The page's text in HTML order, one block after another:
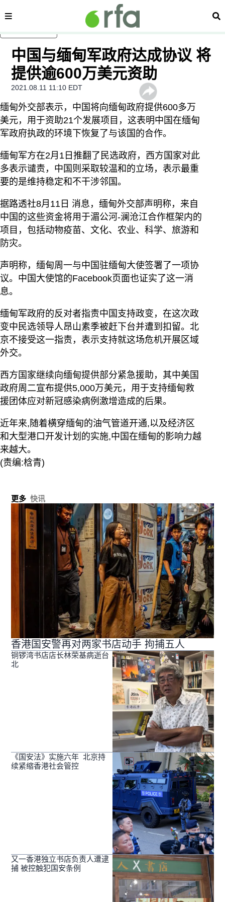
内容分类 搜
中国与缅甸军政府达成协议 将
提供逾600万美元资助
2021.08.11 11:10 EDT
缅甸外交部表示，中国将向缅甸政府提供600多万
美元，用于资助21个发展项目，这表明中国在缅甸
军政府执政的环境下恢复了与该国的合作。
缅甸军方在2月1日推翻了民选政府，西方国家对此
多表示谴责，中国则采取较温和的立场，表示最重
要的是维持稳定和不干涉邻国。
据路透社8月11日 消息，缅甸外交部声明称，来自
中国的这些资金将用于湄公河-澜沧江合作框架内的
项目，包括动物疫苗、文化、农业、科学、旅游和
防灾。
声明称，缅甸周一与中国驻缅甸大使签署了一项协
议。中国大使馆的Facebook页面也证实了这一消
息。
缅甸军政府的反对者指责中国支持政变，在这次政
变中民选领导人昂山素季被赶下台并遭到扣留。北
京不接受这一指责，表示支持就这场危机开展区域
外交。
西方国家继续向缅甸提供部分紧急援助，其中美国
政府周二宣布提供5,000万美元，用于支持缅甸救
援团体应对新冠感染病例激增造成的后果。
近年来,随着横穿缅甸的油气管道开通,以及经济区
和大型港口开发计划的实施,中国在缅甸的影响力越
来越大。
(责编:梒青)
更多 快讯
香港国安警再对两家书店动手 拘捕五人
铜锣湾书店店长林荣基病逝台
北
《国安法》实施六年 北京持
续紧缩香港社会管控
又一香港独立书店负责人遭逮
捕 被控触犯国安条例